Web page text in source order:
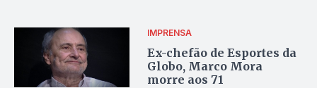
IMPRENSA
Ex-chefão de Esportes da
Globo, Marco Mora
morre aos 71